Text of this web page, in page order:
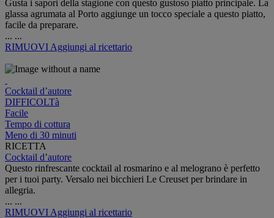
Gusta i sapori della stagione con questo gustoso piatto principale. La
glassa agrumata al Porto aggiunge un tocco speciale a questo piatto,
facile da preparare.
... ...
RIMUOVI Aggiungi al ricettario
Cocktail d’autore
DIFFICOLTà
Facile
Tempo di cottura
Meno di 30 minuti
RICETTA
Cocktail d’autore
Questo rinfrescante cocktail al rosmarino e al melograno è perfetto
per i tuoi party. Versalo nei bicchieri Le Creuset per brindare in
allegria.
... ...
RIMUOVI Aggiungi al ricettario